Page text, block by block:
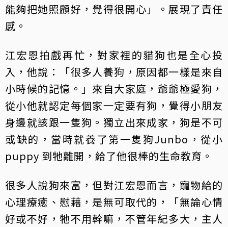
能夠把她照顧好，覺得很開心」。展現了責任
感。
江宏恩拍戲再忙，對家裡的貓狗也是全心投
入，他說：「很多人養狗，原因都一樣是來自
小時候的記憶。」來自大家庭，爺爺極愛狗，
從小他就認定每個家一定要有狗，覺得小朋友
身邊就該跟一隻狗。獨立出來成家，狗是不可
或缺的，當時就養了第一隻狗Junbo，從小
puppy 到牠離開，給了他很棒的生命教育。
很多人說狗來富，但對江宏恩而言，寵物給的
心理療癒、慰藉，是無可取代的，「無論心情
好或不好，牠不用幹嘛，不管年紀多大，主人